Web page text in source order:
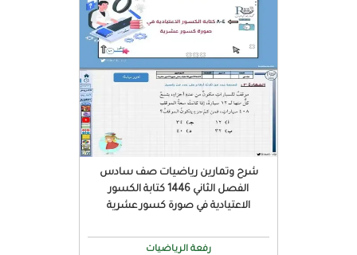
شرح وتمارين رياضيات صف سادس
الفصل الثاني 1446 كتابة الكسور
الاعتيادية في صورة كسور عشرية
رفعة الرياضيات